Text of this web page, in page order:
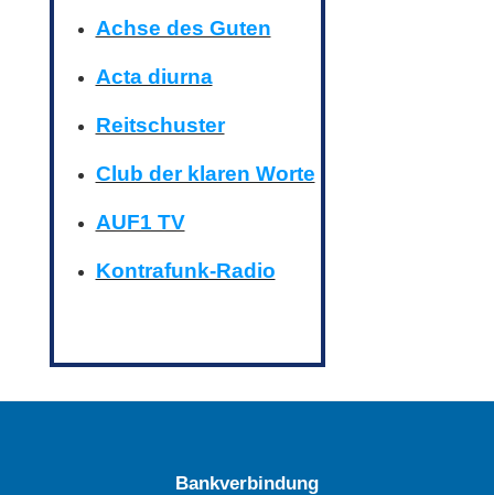
Achse des Guten
Acta diurna
Reitschuster
Club der klaren Worte
AUF1 TV
Kontrafunk-Radio
Bankverbindung